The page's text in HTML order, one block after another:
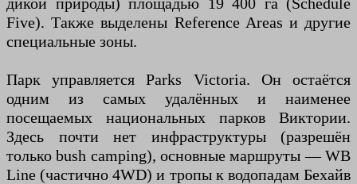
Five). Также выделены Reference Areas и другие
специальные зоны.
Парк управляется Parks Victoria. Он остаётся
одним из самых удалённых и наименее
посещаемых национальных парков Виктории.
Здесь почти нет инфраструктуры (разрешён
только bush camping), основные маршруты — WB
Line (частично 4WD) и тропы к водопадам Бехайв